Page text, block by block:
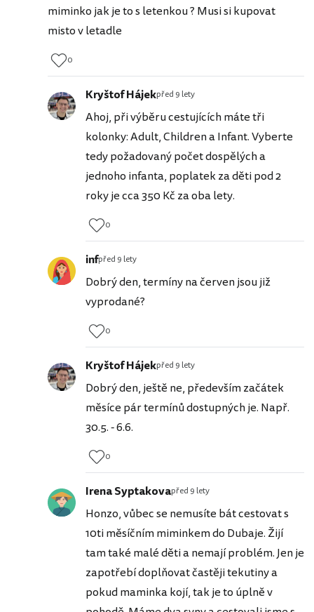
miminko jak je to s letenkou ? Musi si kupovat
misto v letadle
0
Kryštof Hájekpřed 9 lety
Ahoj, při výběru cestujících máte tři
kolonky: Adult, Children a Infant. Vyberte
tedy požadovaný počet dospělých a
jednoho infanta, poplatek za děti pod 2
roky je cca 350 Kč za oba lety.
0
infpřed 9 lety
Dobrý den, termíny na červen jsou již
vyprodané?
0
Kryštof Hájekpřed 9 lety
Dobrý den, ještě ne, především začátek
měsíce pár termínů dostupných je. Např.
30.5. - 6.6.
0
Irena Syptakovapřed 9 lety
Honzo, vůbec se nemusíte bát cestovat s
10ti měsíčním miminkem do Dubaje. Žijí
tam také malé děti a nemají problém. Jen je
zapotřebí doplňovat častěji tekutiny a
pokud maminka kojí, tak je to úplně v